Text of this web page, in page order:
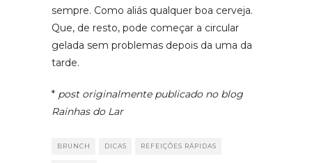
sempre. Como aliás qualquer boa cerveja.
Que, de resto, pode começar a circular
gelada sem problemas depois da uma da
tarde.
* post originalmente publicado no blog
Rainhas do Lar
BRUNCH DICAS REFEIÇÕES RÁPIDAS